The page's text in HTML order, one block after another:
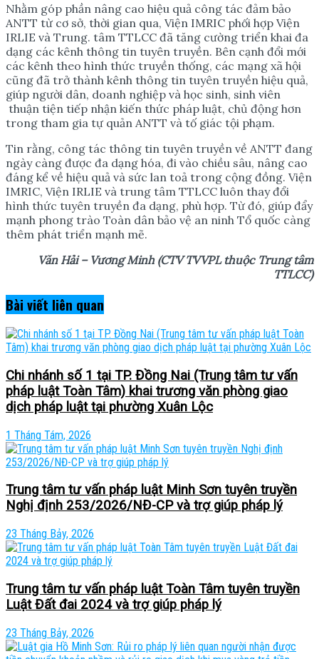
Nhằm góp phần nâng cao hiệu quả công tác đảm bảo
ANTT từ cơ sở, thời gian qua, Viện IMRIC phối hợp Viện
IRLIE và Trung. tâm TTLCC đã tăng cường triển khai đa
dạng các kênh thông tin tuyên truyền. Bên cạnh đổi mới
các kênh theo hình thức truyền thống, các mạng xã hội
cũng đã trở thành kênh thông tin tuyên truyền hiệu quả,
giúp người dân, doanh nghiệp và học sinh, sinh viên
thuận tiện tiếp nhận kiến thức pháp luật, chủ động hơn
trong tham gia tự quản ANTT và tố giác tội phạm.
Tin rằng, công tác thông tin tuyên truyền về ANTT đang
ngày càng được đa dạng hóa, đi vào chiều sâu, nâng cao
đáng kể về hiệu quả và sức lan toả trong cộng đồng. Viện
IMRIC, Viện IRLIE và trung tâm TTLCC luôn thay đổi
hình thức tuyên truyền đa dạng, phù hợp. Từ đó, giúp đẩy
mạnh phong trào Toàn dân bảo vệ an ninh Tổ quốc càng
thêm phát triển mạnh mẽ.
Văn Hải – Vương Minh (CTV TVVPL thuộc Trung tâm
TTLCC)
Bài viết liên quan
Chi nhánh số 1 tại TP. Đồng Nai (Trung tâm tư vấn
pháp luật Toàn Tâm) khai trương văn phòng giao
dịch pháp luật tại phường Xuân Lộc
1 Tháng Tám, 2026
Trung tâm tư vấn pháp luật Minh Sơn tuyên truyền
Nghị định 253/2026/NĐ-CP và trợ giúp pháp lý
23 Tháng Bảy, 2026
Trung tâm tư vấn pháp luật Toàn Tâm tuyên truyền
Luật Đất đai 2024 và trợ giúp pháp lý
23 Tháng Bảy, 2026